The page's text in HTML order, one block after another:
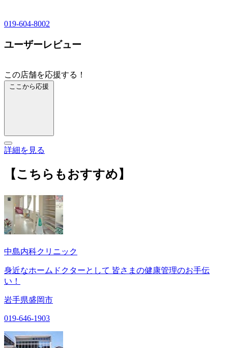
019-604-8002
ユーザーレビュー
この店舗を応援する！
ここから応援
詳細を見る
【こちらもおすすめ】
中島内科クリニック
身近なホームドクターとして 皆さまの健康管理のお手伝
い！
岩手県盛岡市
019-646-1903